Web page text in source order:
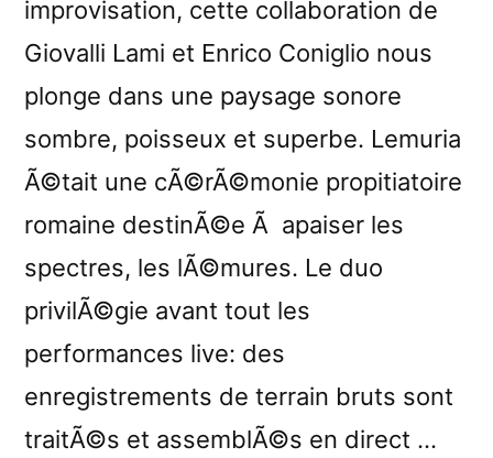
improvisation, cette collaboration de
Giovalli Lami et Enrico Coniglio nous
plonge dans une paysage sonore
sombre, poisseux et superbe. Lemuria
Ã©tait une cÃ©rÃ©monie propitiatoire
romaine destinÃ©e Ã apaiser les
spectres, les lÃ©mures. Le duo
privilÃ©gie avant tout les
performances live: des
enregistrements de terrain bruts sont
traitÃ©s et assemblÃ©s en direct …